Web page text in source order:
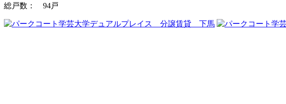
総戸数： 94戸